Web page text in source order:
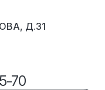
Д.31
70